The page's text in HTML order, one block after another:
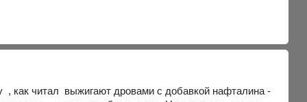
как читал выжигают дровами с добавкой нафталина -